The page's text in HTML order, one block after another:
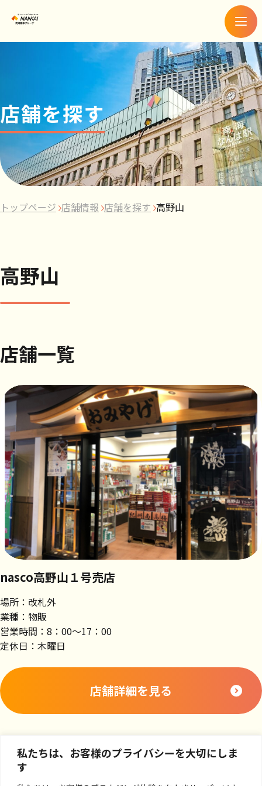
私たちは、お客様のプライバシーを大切にしま
す
メ
ニ
ュ
ー
店舗を探す
トップページ 店舗情報 店舗を探す 高野山
高野山
店舗一覧
nasco高野山１号売店
場所：改札外
業種：物販
営業時間：8：00～17：00
定休日：木曜日
店舗詳細を見る